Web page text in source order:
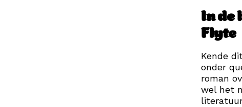
In de
Flyte
Kende
onder
roman
wel het